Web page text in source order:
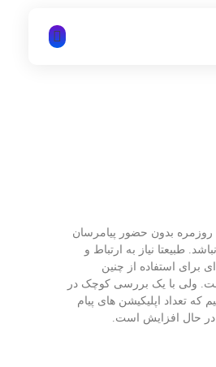
روزمره بدون حضور پیامرسان
طبیعتا نیاز به ارتباط و
برای استفاده از چنین
ولی با یک بررسی کوچک در
که تعداد اپلیکیشن های پیام
در حال افزایش است.